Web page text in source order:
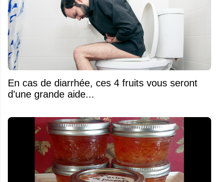
En cas de diarrhée, ces 4 fruits vous seront
d'une grande aide...